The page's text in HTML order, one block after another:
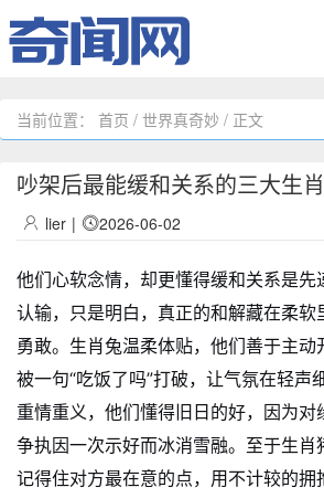
当前位置： 首页 / 世界真奇妙 / 正文
吵架后最能缓和关系的三大生肖
lier | 2026-06-02
他们心软念情，却更懂得缓和关系是先
认输，只是明白，真正的和解藏在柔软
勇敢。生肖兔温柔体贴，他们善于主动
被一句“吃饭了吗”打破，让气氛在轻声
重情重义，他们懂得旧日的好，因为对
争执因一次示好而冰消雪融。至于生肖
记得住对方最在意的点，用不计较的拥